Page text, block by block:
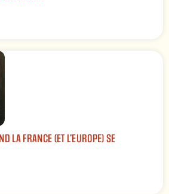
LA FRANCE (ET L’EUROPE) SE